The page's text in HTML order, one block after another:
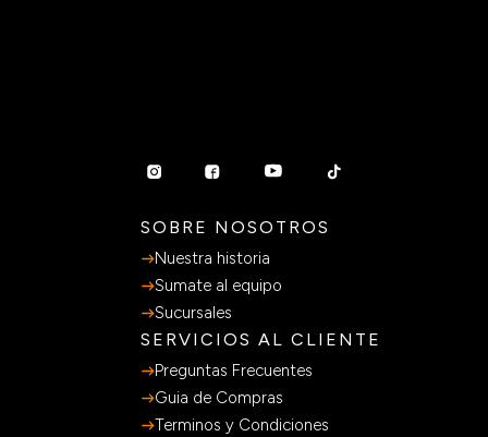
SOBRE NOSOTROS
Nuestra historia
Sumate al equipo
Sucursales
SERVICIOS AL CLIENTE
Preguntas Frecuentes
Guia de Compras
Terminos y Condiciones